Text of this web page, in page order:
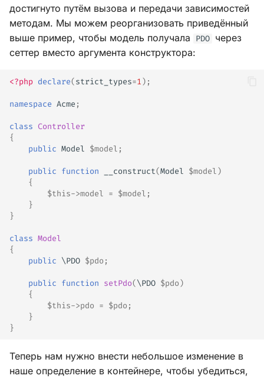
достигнуто путём вызова и передачи зависимостей
методам. Мы можем реорганизовать приведённый
выше пример, чтобы модель получала
PDO через
сеттер вместо аргумента конструктора:
<?php declare(strict_types=1);
namespace Acme ;
class Controller
{
public Model $model ;
public function __construct(Model $model)
{
$this->model = $model ;
}
}
class Model
{
public \PDO $pdo ;
public function setPdo(\PDO $pdo)
{
$this->pdo = $pdo ;
}
}
Теперь нам нужно внести небольшое изменение в
наше определение в контейнере, чтобы убедиться,